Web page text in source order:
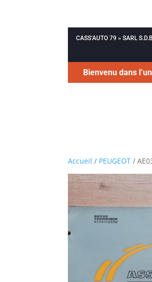
CASS’AUTO 79 » SARL
Bienvenu dans
Accueil / PEUGEOT /